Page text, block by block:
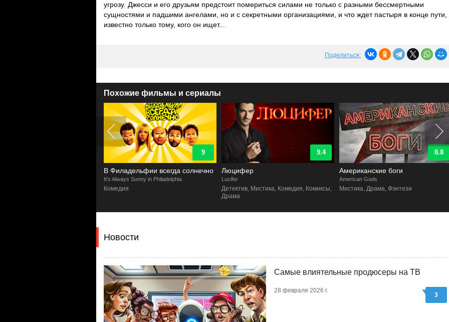
угрозу. Джесси и его друзьям предстоит помериться силами не только с разными бессмертными
сущностями и падшими ангелами, но и с секретными организациями, и что ждет пастыря в конце пути,
известно только тому, кого он ищет...
Поделиться:
Похожие фильмы и сериалы
9.4
Люцифер
Lucifer
Детектив, Мистика, Комедия, Комиксы,
8.8
Американские боги
American Gods
Мистика, Драма, Фэнтези
9.1
Хэппи!
Happy!
Боевик, Фэнтези, Комедия, Криминал,
Новости
Самые влиятельные продюсеры на ТВ
28 февраля 2026 г.
3